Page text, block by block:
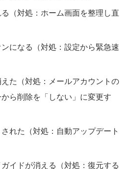
（対処：ホーム画面を整理し直
になる（対処：設定から緊急速
た（対処：メールアカウントの
ら削除を「しない」に変更す
れた（対処：自動アップデート
イドが消える（対処：復元する